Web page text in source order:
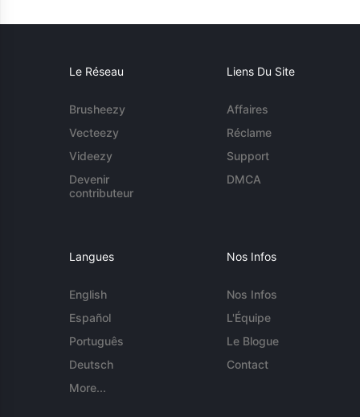
Le Réseau
Brusheezy
Vecteezy
Videezy
Devenir
contributeur
Liens Du Site
Affaires
Réclame
Support
DMCA
Langues
English
Español
Português
Deutsch
More...
Nos Infos
Nos Infos
L'Équipe
Le Blogue
Contact